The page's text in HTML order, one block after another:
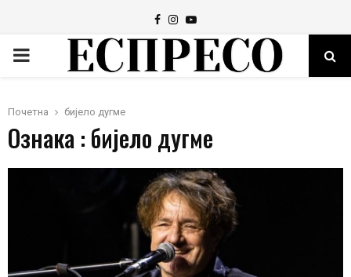
Facebook
Instagram
Youtube
PRIMARY
Почетна бијело дугме
Ознака : бијело дугме